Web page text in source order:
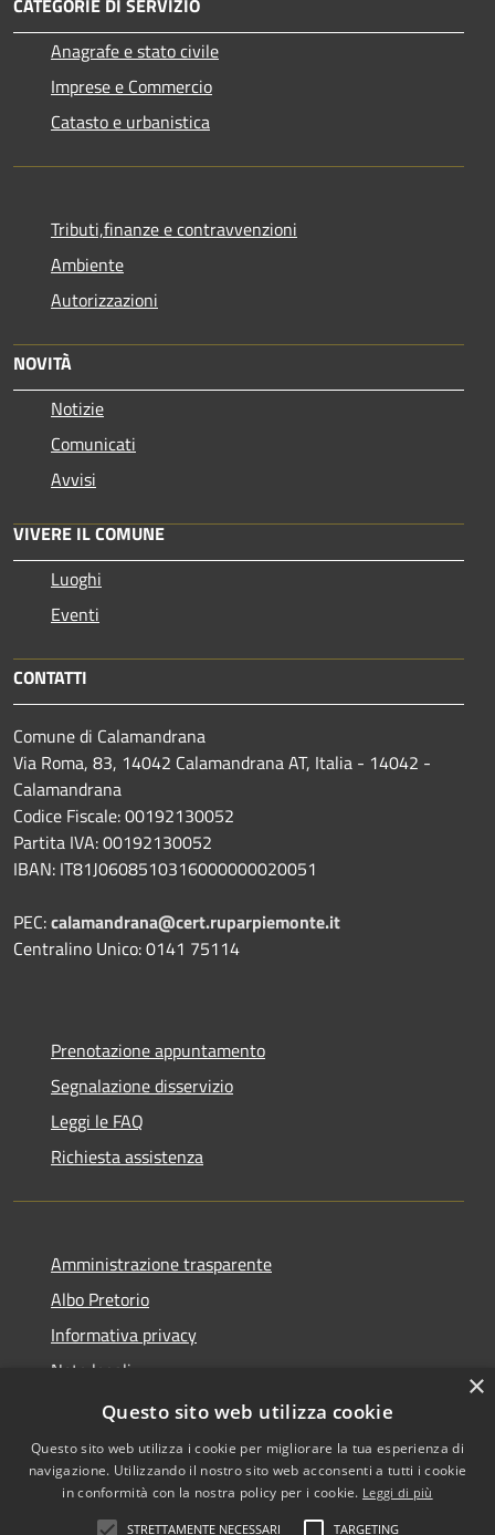
CATEGORIE DI SERVIZIO
Anagrafe e stato civile
Imprese e Commercio
Catasto e urbanistica
Tributi,finanze e contravvenzioni
Ambiente
Autorizzazioni
NOVITÀ
Notizie
Comunicati
Avvisi
VIVERE IL COMUNE
Luoghi
Eventi
CONTATTI
Comune di Calamandrana
Via Roma, 83, 14042 Calamandrana AT, Italia - 14042 -
Calamandrana
Codice Fiscale: 00192130052
Partita IVA: 00192130052
IBAN: IT81J0608510316000000020051
PEC:calamandrana@cert.ruparpiemonte.it
Centralino Unico: 0141 75114
Prenotazione appuntamento
Segnalazione disservizio
Leggi le FAQ
Richiesta assistenza
Amministrazione trasparente
Albo Pretorio
Informativa privacy
Note legali
Dichiarazione di accessibilità
•Accesso redazione
×
Questo sito web utilizza cookie
Questo sito web utilizza i cookie per migliorare la tua esperienza di
navigazione. Utilizzando il nostro sito web acconsenti a tutti i cookie
in conformità con la nostra policy per i cookie. Leggi di più
STRETTAMENTE NECESSARI TARGETING